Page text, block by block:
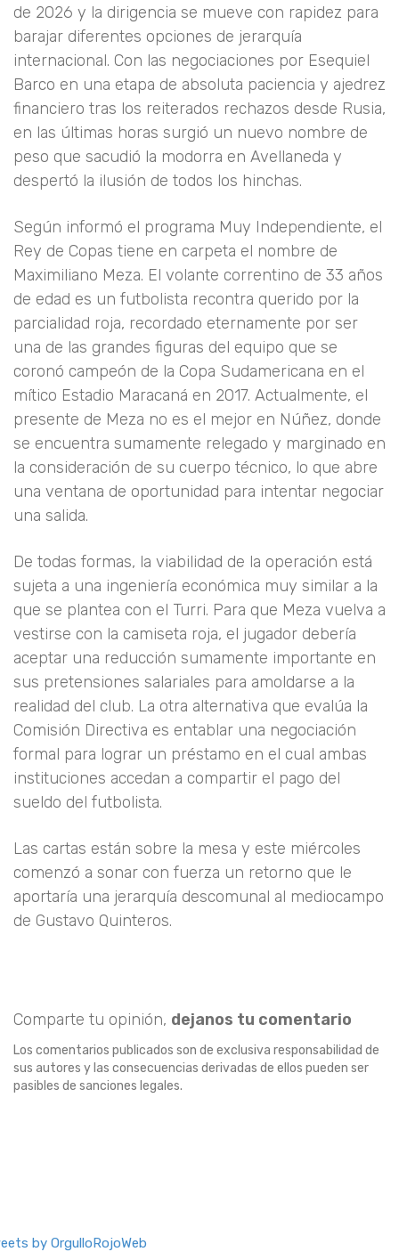
de 2026 y la dirigencia se mueve con rapidez para
barajar diferentes opciones de jerarquía
internacional. Con las negociaciones por Esequiel
Barco en una etapa de absoluta paciencia y ajedrez
financiero tras los reiterados rechazos desde Rusia,
en las últimas horas surgió un nuevo nombre de
peso que sacudió la modorra en Avellaneda y
despertó la ilusión de todos los hinchas.
Según informó el programa Muy Independiente, el
Rey de Copas tiene en carpeta el nombre de
Maximiliano Meza. El volante correntino de 33 años
de edad es un futbolista recontra querido por la
parcialidad roja, recordado eternamente por ser
una de las grandes figuras del equipo que se
coronó campeón de la Copa Sudamericana en el
mítico Estadio Maracaná en 2017. Actualmente, el
presente de Meza no es el mejor en Núñez, donde
se encuentra sumamente relegado y marginado en
la consideración de su cuerpo técnico, lo que abre
una ventana de oportunidad para intentar negociar
una salida.
De todas formas, la viabilidad de la operación está
sujeta a una ingeniería económica muy similar a la
que se plantea con el Turri. Para que Meza vuelva a
vestirse con la camiseta roja, el jugador debería
aceptar una reducción sumamente importante en
sus pretensiones salariales para amoldarse a la
realidad del club. La otra alternativa que evalúa la
Comisión Directiva es entablar una negociación
formal para lograr un préstamo en el cual ambas
instituciones accedan a compartir el pago del
sueldo del futbolista.
Las cartas están sobre la mesa y este miércoles
comenzó a sonar con fuerza un retorno que le
aportaría una jerarquía descomunal al mediocampo
de Gustavo Quinteros.
Comparte tu opinión, dejanos tu comentario
Los comentarios publicados son de exclusiva responsabilidad de
sus autores y las consecuencias derivadas de ellos pueden ser
pasibles de sanciones legales.
by OrgulloRojoWeb